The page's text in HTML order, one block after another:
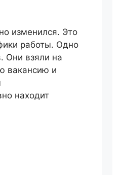
изменился. Это
работы. Одно
Они взяли на
вакансию и
находит